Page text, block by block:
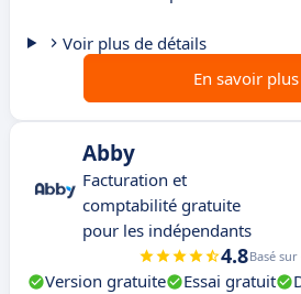
Voir plus de détails
En savoir plus
Abby
Facturation et
comptabilité gratuite
pour les indépendants
4.8Basé sur
Version gratuite Essai gratuit